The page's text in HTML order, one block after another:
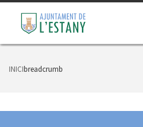
INICIbreadcrumb